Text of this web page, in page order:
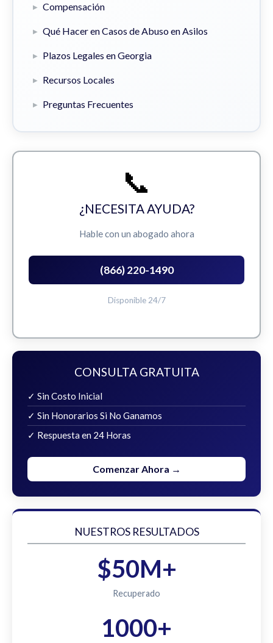
Compensación
Qué Hacer en Casos de Abuso en Asilos
Plazos Legales en Georgia
Recursos Locales
Preguntas Frecuentes
📞
¿NECESITA AYUDA?
Hable con un abogado ahora
(866) 220-1490
Disponible 24/7
CONSULTA GRATUITA
✓ Sin Costo Inicial
✓ Sin Honorarios Si No Ganamos
✓ Respuesta en 24 Horas
Comenzar Ahora →
NUESTROS RESULTADOS
$50M+
Recuperado
1000+